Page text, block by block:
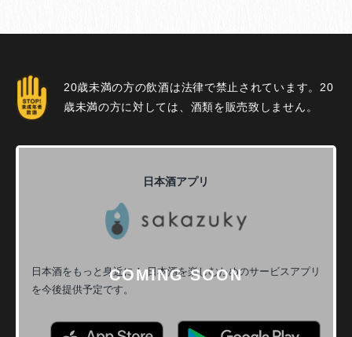
20歳未満の方の飲酒は法律で禁止されています。20
歳未満の方に対しては、酒類を販売致しません。
日本酒アプリ
日本酒をもっと身近に！日本酒を楽しむためのサービスアプリ
を今後提供予定です。